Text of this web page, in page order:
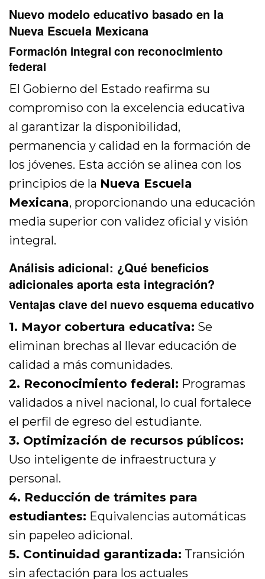
Nuevo modelo educativo basado en la
Nueva Escuela Mexicana
Formación integral con reconocimiento
federal
El Gobierno del Estado reafirma su
compromiso con la excelencia educativa
al garantizar la disponibilidad,
permanencia y calidad en la formación de
los jóvenes. Esta acción se alinea con los
principios de la Nueva Escuela
Mexicana, proporcionando una educación
media superior con validez oficial y visión
integral.
Análisis adicional: ¿Qué beneficios
adicionales aporta esta integración?
Ventajas clave del nuevo esquema educativo
1. Mayor cobertura educativa: Se
eliminan brechas al llevar educación de
calidad a más comunidades.
2. Reconocimiento federal: Programas
validados a nivel nacional, lo cual fortalece
el perfil de egreso del estudiante.
3. Optimización de recursos públicos:
Uso inteligente de infraestructura y
personal.
4. Reducción de trámites para
estudiantes: Equivalencias automáticas
sin papeleo adicional.
5. Continuidad garantizada: Transición
sin afectación para los actuales